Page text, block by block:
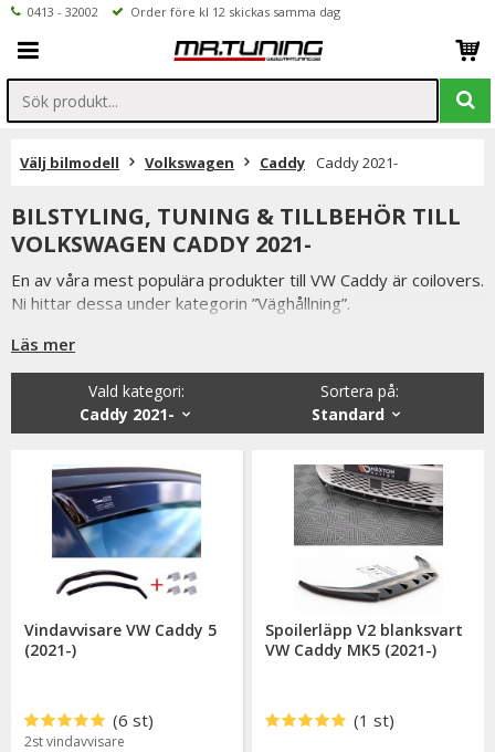
0413 - 32002 Order före kl 12 skickas samma dag
Välj bilmodell Volkswagen Caddy Caddy 2021-
BILSTYLING, TUNING & TILLBEHÖR TILL
VOLKSWAGEN CADDY 2021-
En av våra mest populära produkter till VW Caddy är coilovers.
Ni hittar dessa under kategorin ”Väghållning”.
Letar du efter vindavvisare, huvskydd, spoilerläppar eller
annan styling så finner du dessa i kategorin ”Styling /
Stötfångare”.
Vi har även spacers, bilmattor, led belysning, rattnav och
övriga stylingprodukter till VW Caddy 2021-.
Är du osäker på om produkten passar din bil?
& tillbehör.
Läs mer
Sortera på:
Standard
Vald kategori:
Caddy 2021-
Vindavvisare VW Caddy 5
(2021-)
(6 st)
2st vindavvisare
Spoilerläpp V2 blanksvart
VW Caddy MK5 (2021-)
(1 st)